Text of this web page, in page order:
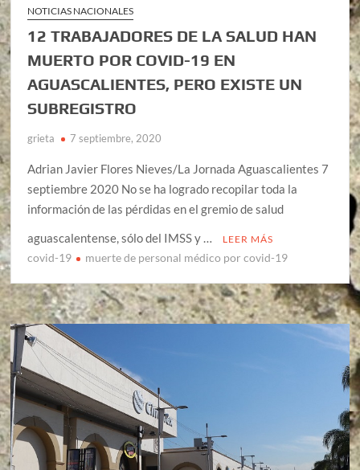
NOTICIAS NACIONALES
12 TRABAJADORES DE LA SALUD HAN
MUERTO POR COVID-19 EN
AGUASCALIENTES, PERO EXISTE UN
SUBREGISTRO
grieta 7 septiembre, 2020
Adrian Javier Flores Nieves/La Jornada Aguascalientes 7
septiembre 2020 No se ha logrado recopilar toda la
información de las pérdidas en el gremio de salud
aguascalentense, sólo del IMSS y …
LEER MÁS
covid-19 muerte de personal médico por covid-19